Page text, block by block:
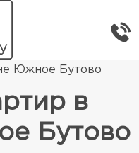
Южное Бутово
в
Бутово